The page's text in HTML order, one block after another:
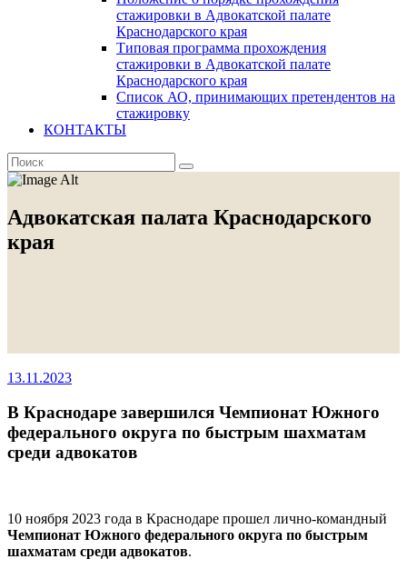
стажировки в Адвокатской палате
Краснодарского края
Типовая программа прохождения
стажировки в Адвокатской палате
Краснодарского края
Список АО, принимающих претендентов на
стажировку
КОНТАКТЫ
Адвокатская палата Краснодарского
края
13.11.2023
В Краснодаре завершился Чемпионат Южного
федерального округа по быстрым шахматам
среди адвокатов
10 ноября 2023 года в Краснодаре прошел лично-командный
Чемпионат Южного федерального округа по быстрым
шахматам среди адвокатов.